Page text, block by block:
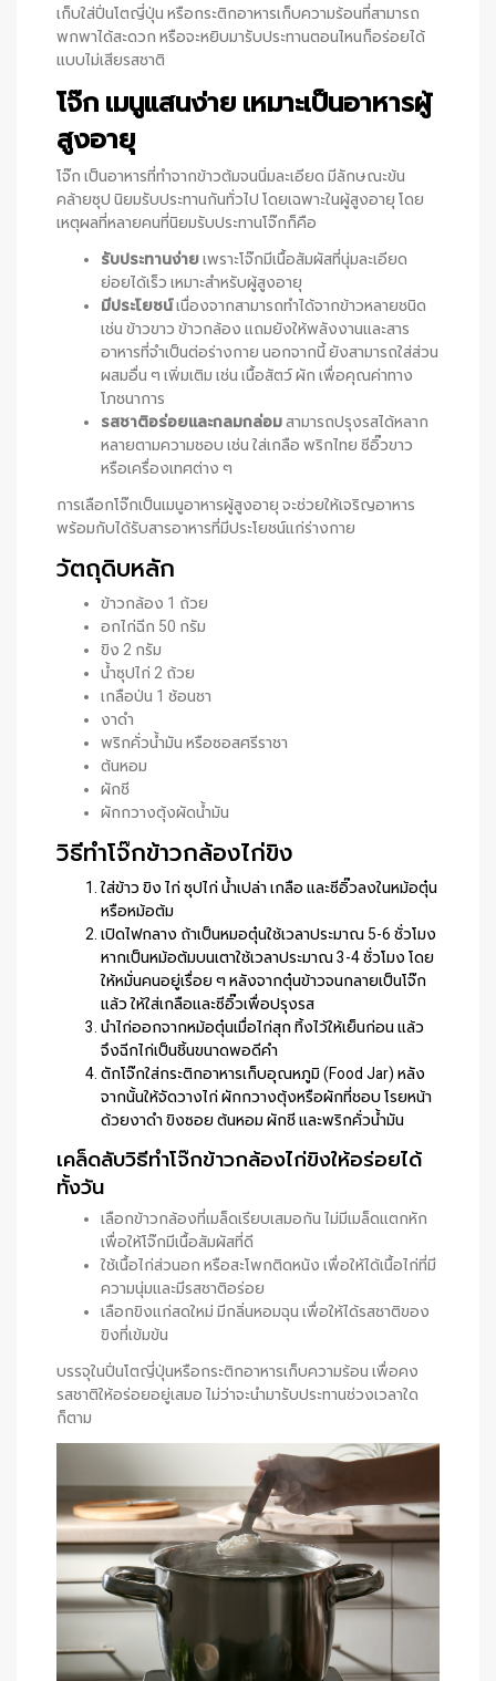
เก็บใส่ปิ่นโตญี่ปุ่น หรือกระติกอาหารเก็บความร้อนที่สามารถ
พกพาได้สะดวก หรือจะหยิบมารับประทานตอนไหนก็อร่อยได้
แบบไม่เสียรสชาติ
โจ๊ก เมนูแสนง่าย เหมาะเป็นอาหารผู้
สูงอายุ
โจ๊ก เป็นอาหารที่ทำจากข้าวต้มจนนิ่มละเอียด มีลักษณะข้น
คล้ายซุป นิยมรับประทานกันทั่วไป โดยเฉพาะในผู้สูงอายุ โดย
เหตุผลที่หลายคนที่นิยมรับประทานโจ๊กก็คือ
รับประทานง่ายเพราะโจ๊กมีเนื้อสัมผัสที่นุ่มละเอียด
ย่อยได้เร็ว เหมาะสำหรับผู้สูงอายุ
มีประโยชน์เนื่องจากสามารถทำได้จากข้าวหลายชนิด
เช่น ข้าวขาว ข้าวกล้อง แถมยังให้พลังงานและสาร
อาหารที่จำเป็นต่อร่างกาย นอกจากนี้ ยังสามารถใส่ส่วน
ผสมอื่น ๆ เพิ่มเติม เช่น เนื้อสัตว์ ผัก เพื่อคุณค่าทาง
โภชนาการ
รสชาติอร่อยและกลมกล่อมสามารถปรุงรสได้หลาก
หลายตามความชอบ เช่น ใส่เกลือ พริกไทย ซีอิ๊วขาว
หรือเครื่องเทศต่าง ๆ
การเลือกโจ๊กเป็นเมนูอาหารผู้สูงอายุ จะช่วยให้เจริญอาหาร
พร้อมกับได้รับสารอาหารที่มีประโยชน์แก่ร่างกาย
วัตถุดิบหลัก
ข้าวกล้อง 1 ถ้วย
อกไก่ฉีก 50 กรัม
ขิง 2 กรัม
น้ำซุปไก่ 2 ถ้วย
เกลือป่น 1 ช้อนชา
งาดำ
พริกคั่วน้ำมัน หรือซอสศรีราชา
ต้นหอม
ผักชี
ผักกวางตุ้งผัดน้ำมัน
วิธีทำโจ๊กข้าวกล้องไก่ขิง
ใส่ข้าว ขิง ไก่ ซุปไก่ น้ำเปล่า เกลือ และซีอิ๊วลงในหม้อตุ๋น
หรือหม้อต้ม
เปิดไฟกลาง ถ้าเป็นหมอตุ๋นใช้เวลาประมาณ 5-6 ชั่วโมง
หากเป็นหม้อต้มบนเตาใช้เวลาประมาณ 3-4 ชั่วโมง โดย
ให้หมั่นคนอยู่เรื่อย ๆ หลังจากตุ๋นข้าวจนกลายเป็นโจ๊ก
แล้ว ให้ใส่เกลือและซีอิ๊วเพื่อปรุงรส
นำไก่ออกจากหม้อตุ๋นเมื่อไก่สุก ทิ้งไว้ให้เย็นก่อน แล้ว
จึงฉีกไก่เป็นชิ้นขนาดพอดีคำ
ตักโจ๊กใส่กระติกอาหารเก็บอุณหภูมิ (Food Jar) หลัง
จากนั้นให้จัดวางไก่ ผักกวางตุ้งหรือผักที่ชอบ โรยหน้า
ด้วยงาดำ ขิงซอย ต้นหอม ผักชี และพริกคั่วน้ำมัน
เคล็ดลับวิธีทำโจ๊กข้าวกล้องไก่ขิงให้อร่อยได้
ทั้งวัน
เลือกข้าวกล้องที่เมล็ดเรียบเสมอกัน ไม่มีเมล็ดแตกหัก
เพื่อให้โจ๊กมีเนื้อสัมผัสที่ดี
ใช้เนื้อไก่ส่วนอก หรือสะโพกติดหนัง เพื่อให้ได้เนื้อไก่ที่มี
ความนุ่มและมีรสชาติอร่อย
เลือกขิงแก่สดใหม่ มีกลิ่นหอมฉุน เพื่อให้ได้รสชาติของ
ขิงที่เข้มข้น
บรรจุในปิ่นโตญี่ปุ่นหรือกระติกอาหารเก็บความร้อน เพื่อคง
รสชาติให้อร่อยอยู่เสมอ ไม่ว่าจะนำมารับประทานช่วงเวลาใด
ก็ตาม